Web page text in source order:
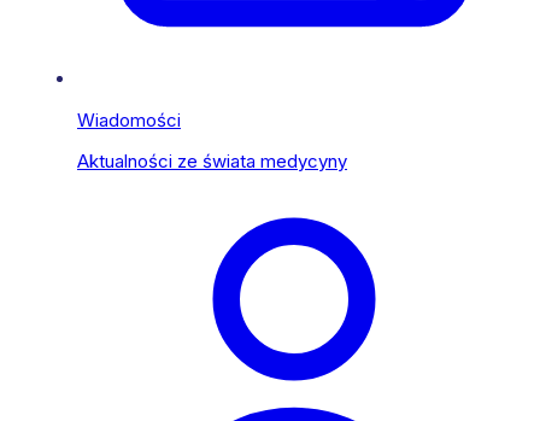
Wiadomości
Aktualności ze świata medycyny